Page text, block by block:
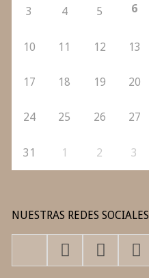
3 4 5 6
10 11 12 13
17 18 19 20
24 25 26 27
31 1 2 3
NUESTRAS REDES SOCIALES